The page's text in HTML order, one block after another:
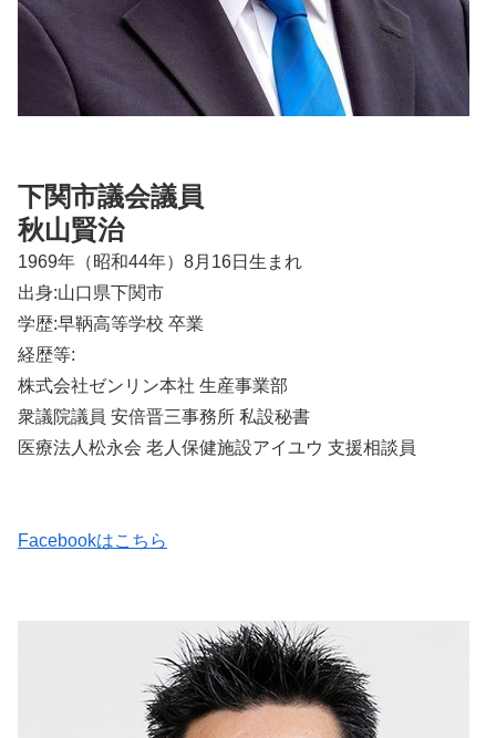
下関市議会議員
秋山賢治
1969年（昭和44年）8月16日生まれ
出身:山口県下関市
学歴:早鞆高等学校 卒業
経歴等:
株式会社ゼンリン本社 生産事業部
衆議院議員 安倍晋三事務所 私設秘書
医療法人松永会 老人保健施設アイユウ 支援相談員
Facebookはこちら